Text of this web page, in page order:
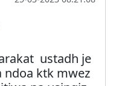
ustadh je
ndoa ktk mwez